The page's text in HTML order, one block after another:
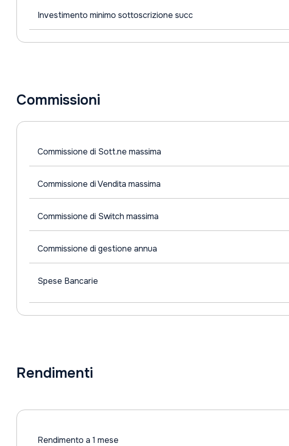
Investimento minimo sottoscrizione succ
Commissioni
Commissione di Sott.ne massima
Commissione di Vendita massima
Commissione di Switch massima
Commissione di gestione annua
Spese Bancarie
Rendimenti
Rendimento a 1 mese